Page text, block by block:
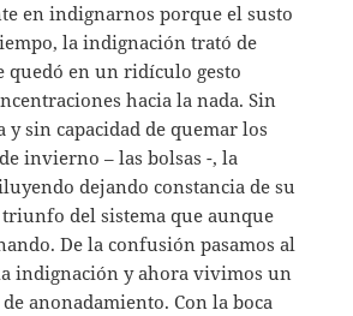
en indignarnos porque el susto
la indignación trató de
quedó en un ridículo gesto
hacia la nada. Sin
y sin capacidad de quemar los
invierno – las bolsas -, la
dejando constancia de su
del sistema que aunque
De la confusión pasamos al
indignación y ahora vivimos un
anonadamiento. Con la boca